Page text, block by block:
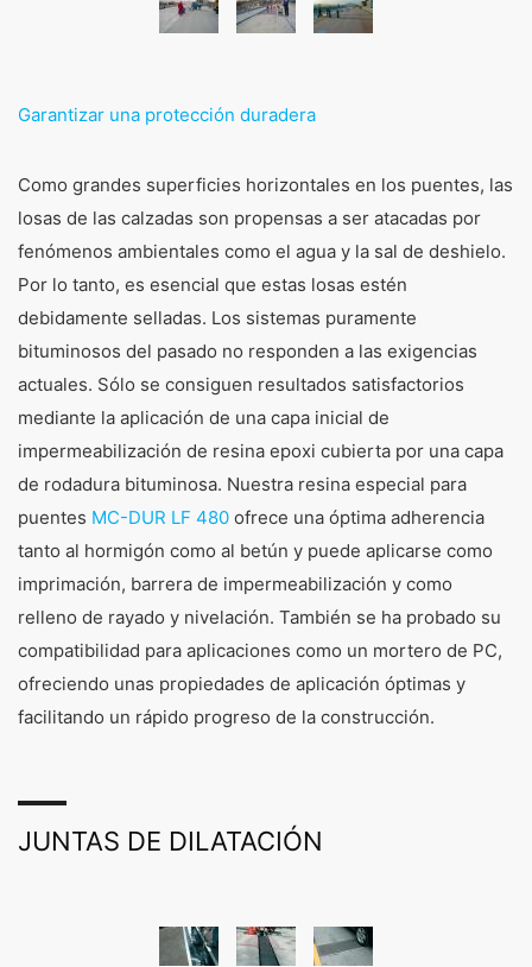
Garantizar una protección duradera
Como grandes superficies horizontales en los puentes, las
losas de las calzadas son propensas a ser atacadas por
fenómenos ambientales como el agua y la sal de deshielo.
Por lo tanto, es esencial que estas losas estén
debidamente selladas. Los sistemas puramente
bituminosos del pasado no responden a las exigencias
actuales. Sólo se consiguen resultados satisfactorios
mediante la aplicación de una capa inicial de
impermeabilización de resina epoxi cubierta por una capa
de rodadura bituminosa. Nuestra resina especial para
puentes MC-DUR LF 480 ofrece una óptima adherencia
tanto al hormigón como al betún y puede aplicarse como
imprimación, barrera de impermeabilización y como
relleno de rayado y nivelación. También se ha probado su
compatibilidad para aplicaciones como un mortero de PC,
ofreciendo unas propiedades de aplicación óptimas y
facilitando un rápido progreso de la construcción.
JUNTAS DE DILATACIÓN